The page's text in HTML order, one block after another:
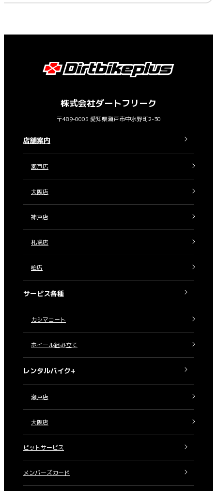
株式会社ダートフリーク
〒489-0005 愛知県瀬戸市中水野町2-30
店舗案内
瀬戸店
大阪店
神戸店
札幌店
柏店
サービス各種
カシマコート
ホイール組み立て
レンタルバイク+
瀬戸店
大阪店
ピットサービス
メンバーズカード